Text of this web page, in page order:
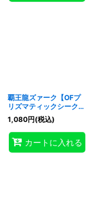
覇王龍ズァーク【OFプ
リズマティックシークレ
ット】{LOSP-JP015}
《融合》
1,080円(税込)
カートに入れる